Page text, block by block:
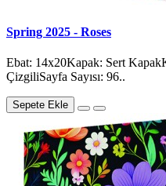
Spring 2025 - Roses
Ebat: 14x20Kapak: Sert
ÇizgiliSayfa Sayısı: 96..
Sepete Ekle